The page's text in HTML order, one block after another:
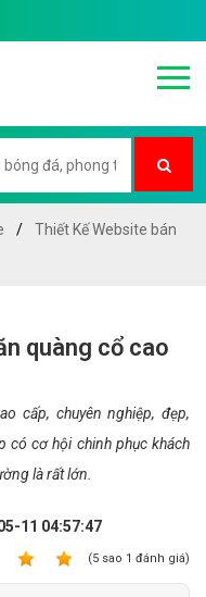
Thiết Kế Website bán
quàng cổ cao
cấp, chuyên nghiệp, đẹp,
có cơ hội chinh phục khách
là rất lớn.
11 04:57:47
(5 sao 1 đánh giá)